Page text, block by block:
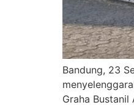
Bandung, 23
Graha